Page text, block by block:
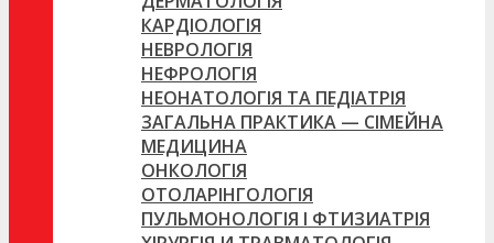
КАРДІОЛОГІЯ
НЕВРОЛОГІЯ
НЕФРОЛОГІЯ
НЕОНАТОЛОГІЯ ТА ПЕДІАТРІЯ
ЗАГАЛЬНА ПРАКТИКА — СІМЕЙНА
МЕДИЦИНА
ОНКОЛОГІЯ
ОТОЛАРІНГОЛОГІЯ
ПУЛЬМОНОЛОГІЯ І ФТИЗИАТРІЯ